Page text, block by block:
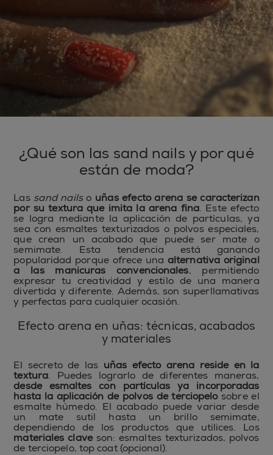
¿Qué son las sand nails y por qué
están de moda?
Las sand nailso uñas efecto arena se caracterizan
por su textura que imita la arena fina. Este efecto
se logra mediante la aplicación de partículas, ya
sea con esmaltes texturizados o polvos especiales,
que crean un acabado que puede ser mate o
semimate. Esta tendencia está ganando
popularidad porque ofrece una alternativa original
a las manicuras convencionales, permitiendo
expresar tu creatividad y estilo de una manera
divertida y diferente. Además, son superllamativas
y perfectas para cualquier ocasión.
Efecto arena en uñas: técnicas, acabados
y materiales
El secreto de las uñas efecto arena reside en la
textura. Puedes lograrlo de diferentes maneras,
desde esmaltes con partículas ya incorporadas
hasta la aplicación de polvos de terciopelosobre el
esmalte húmedo. El acabado puede variar desde
un mate sutil hasta un brillo semimate,
dependiendo de los productos que utilices. Los
materiales claveson: esmaltes texturizados, polvos
de terciopelo, top coat (opcional).